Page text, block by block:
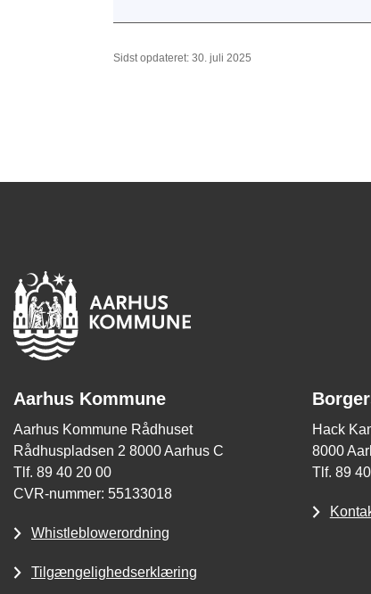
Sidst opdateret: 30. juli 2025
Aarhus Kommune
Aarhus Kommune Rådhuset
Rådhuspladsen 2 8000 Aarhus C
Tlf. 89 40 20 00
CVR-nummer: 55133018
Whistleblowerordning
Tilgængelighedserklæring
Hack
8000
Tlf. 89